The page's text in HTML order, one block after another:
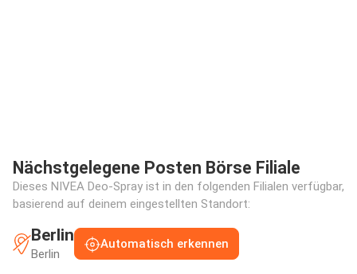
Nächstgelegene Posten Börse Filiale
Dieses NIVEA Deo-Spray ist in den folgenden Filialen verfügbar,
basierend auf deinem eingestellten Standort:
Berlin
Berlin
Automatisch erkennen